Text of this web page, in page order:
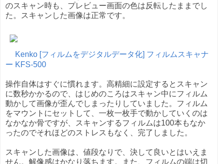
のスキャン時も、プレビュー画面の色は反転したままでし
た。スキャンした画像は正常です。
Kenko [フィルムをデジタルデータ化] フィルムスキャナ
ー KFS-500
操作自体はすぐに慣れます。高精細に設定するとスキャン
に数秒かかるので、はじめのころはスキャン中にフィルム
動かして画像が歪んでしまったりしていました。フィルム
をマウントにセットして、一枚一枚手で動かしていくのは
なかなか骨ですが、スキャンするフィルムは100本もなか
ったのでそれほどのストレスもなく、完了しました。
スキャンした画像は、値段なりで、決して良いとはいえま
せん。解像感はかなり落ちます。また、フィルムの端は切